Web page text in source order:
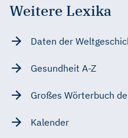
Weitere Lexika
Daten der
Gesundheit A-Z
Großes Wörterbuch
Kalender